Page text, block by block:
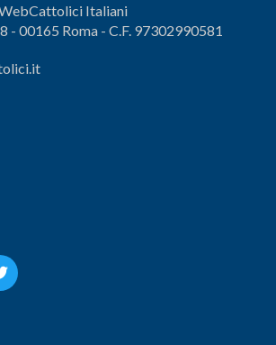
Italiani
- 00165 Roma - C.F. 97302990581